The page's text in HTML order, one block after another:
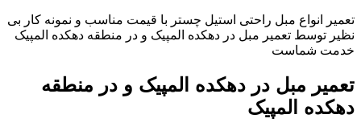
تعمیر انواع مبل راحتی استیل چستر با قیمت مناسب و نمونه کار بی
نظیر توسط تعمیر مبل در دهکده المپیک و در منطقه دهکده المپیک
خدمت شماست
تعمیر مبل در دهکده المپیک و در منطقه
دهکده المپیک